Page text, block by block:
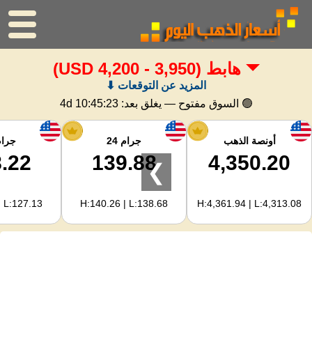
الرئيسية
سعر الذهب
اسعار الفضه
حاسبة الذهب
لمشرفي المواقع
هابط (3,950 - 4,200 USD)
المزيد عن التوقعات ⬇
🟢 السوق مفتوح — يغلق بعد: 4d 10:45:22
أونصة الذهب
4,350.20
H:4,361.94 | L:4,313.08
جرام 24
139.88
H:140.26 | L:138.68
L:127.13
❯